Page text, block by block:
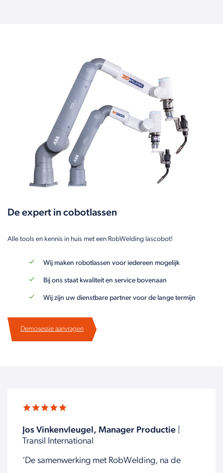
De expert in cobotlassen
Alle tools en kennis in huis met een RobWelding lascobot!
Wij maken robotlassen voor iedereen mogelijk
Bij ons staat kwaliteit en service bovenaan
Wij zijn uw dienstbare partner voor de lange termijn
Demosessie aanvragen
Jos Vinkenvleugel, Manager Productie
Transil International
‘De samenwerking met RobWelding, na de